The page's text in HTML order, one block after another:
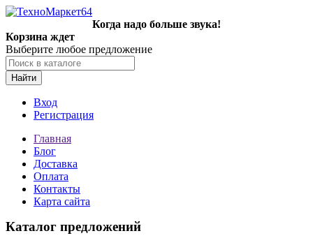
Когда надо больше звука!
Корзина ждет
Выберите любое предложение
Найти
Вход
Регистрация
Главная
Блог
Доставка
Оплата
Контакты
Карта сайта
Каталог предложений